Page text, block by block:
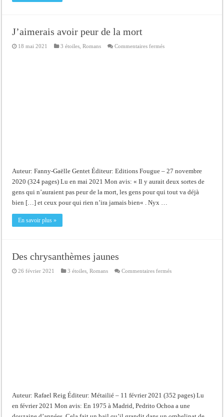
J’aimerais avoir peur de la mort
18 mai 2021 3 étoiles ,Romans Commentaires ferméssur
Auteur: Fanny-Gaëlle Gentet Éditeur: Editions Fougue – 27 novembre
2020 (324 pages) Lu en mai 2021 Mon avis: « Il y aurait deux sortes de
gens qui n’auraient pas peur de la mort, les gens pour qui tout va déjà
bien […] et ceux pour qui rien n’ira jamais bien« . Nyx …
En savoir plus »
Des chrysanthèmes jaunes
26 février 2021 3 étoiles ,Romans Commentaires ferméssur
Auteur: Rafael Reig Éditeur: Métailié – 11 février 2021 (352 pages) Lu
en février 2021 Mon avis: En 1975 à Madrid, Pedrito Ochoa a une